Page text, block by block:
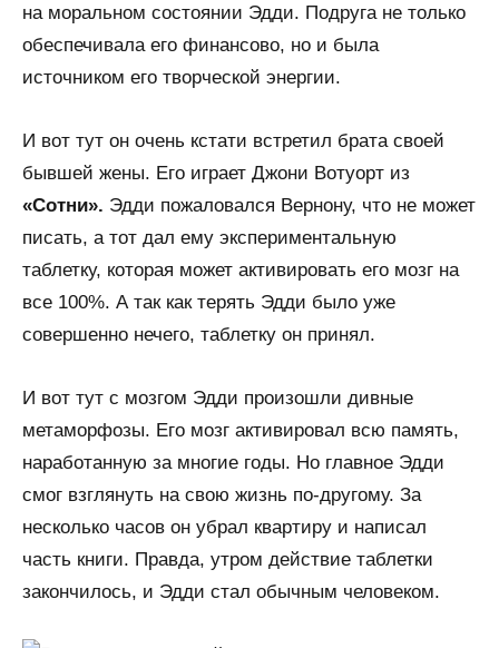
на моральном состоянии Эдди. Подруга не только
обеспечивала его финансово, но и была
источником его творческой энергии.
И вот тут он очень кстати встретил брата своей
бывшей жены. Его играет Джони Вотуорт из
«Сотни». Эдди пожаловался Вернону, что не может
писать, а тот дал ему экспериментальную
таблетку, которая может активировать его мозг на
все 100%. А так как терять Эдди было уже
совершенно нечего, таблетку он принял.
И вот тут с мозгом Эдди произошли дивные
метаморфозы. Его мозг активировал всю память,
наработанную за многие годы. Но главное Эдди
смог взглянуть на свою жизнь по-другому. За
несколько часов он убрал квартиру и написал
часть книги. Правда, утром действие таблетки
закончилось, и Эдди стал обычным человеком.